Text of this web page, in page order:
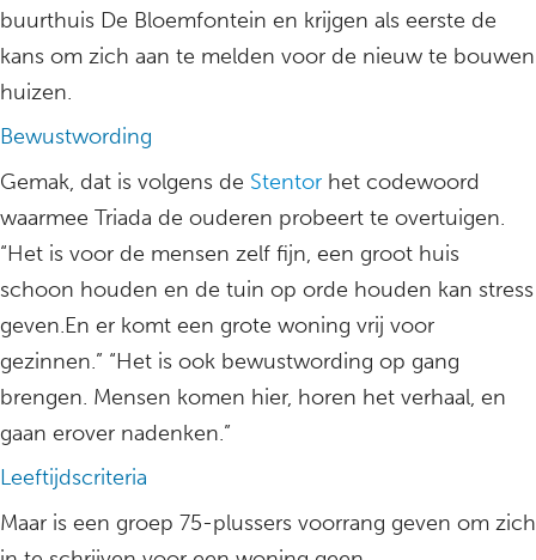
buurthuis De Bloemfontein en krijgen als eerste de
kans om zich aan te melden voor de nieuw te bouwen
huizen.
Bewustwording
Gemak, dat is volgens de Stentor het codewoord
waarmee Triada de ouderen probeert te overtuigen.
“Het is voor de mensen zelf fijn, een groot huis
schoon houden en de tuin op orde houden kan stress
geven.En er komt een grote woning vrij voor
gezinnen.” “Het is ook bewustwording op gang
brengen. Mensen komen hier, horen het verhaal, en
gaan erover nadenken.”
Leeftijdscriteria
Maar is een groep 75-plussers voorrang geven om zich